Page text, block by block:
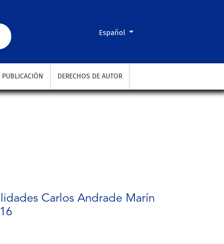
Cambiar el idioma. El actual es:
Español
DERECHOS DE AUTOR
Carlos Andrade Marín